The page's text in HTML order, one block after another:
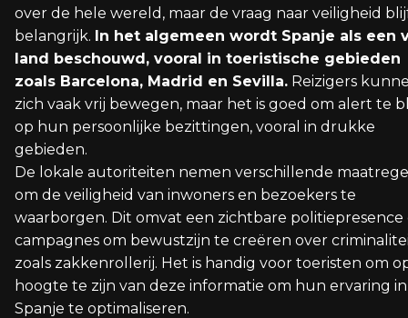
Veiligheidsniveau in Spanje vergeleken met
Europese landen
Invloed van Toerisme op Veiligheid
Catalonië en Barcelona
Madrid
Baskenland
Andalusië en Costa del Sol
Canarische Eilanden en Balearen
Zakkenrollers en Diefstal
Gauwdieven in Toeristische Gebieden
Veiligheid in Accommodaties
Gebruik van Openbaar Vervoer en Taxidiensten
Veilig Geld en Waardevolle Spullen Beheren
Werkzaamheid van Guardia Civil en Policia
Ministerie van Binnenlandse Zaken en
Veiligheidsbeleid
over de hele wereld, maar de vraag naar veiligheid
belangrijk. In het algemeen wordt Spanje als een
land beschouwd, vooral in toeristische gebieden
zoals Barcelona, Madrid en Sevilla. Reizigers
zich vaak vrij bewegen, maar het is goed om alert te
op hun persoonlijke bezittingen, vooral in drukke
gebieden.
De lokale autoriteiten nemen verschillende
om de veiligheid van inwoners en bezoekers te
waarborgen. Dit omvat een zichtbare politiepresence
campagnes om bewustzijn te creëren over
zoals zakkenrollerij. Het is handig voor toeristen om
hoogte te zijn van deze informatie om hun ervaring in
Spanje te optimaliseren.